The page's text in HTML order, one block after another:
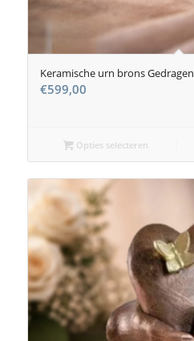
Keramische urn brons Gedragen
€599,00
Opties selecteren